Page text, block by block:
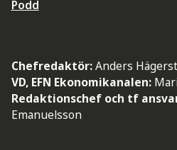
Podd
Chefredaktör:Anders
VD, EFN Ekonomikanalen:
Redaktionschef och tf
Emanuelsson